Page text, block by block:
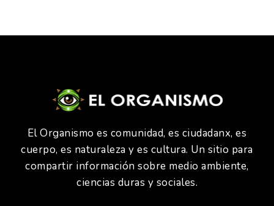
El Organismo es comunidad, es ciudadanx, es
cuerpo, es naturaleza y es cultura. Un sitio para
compartir información sobre medio ambiente,
ciencias duras y sociales.